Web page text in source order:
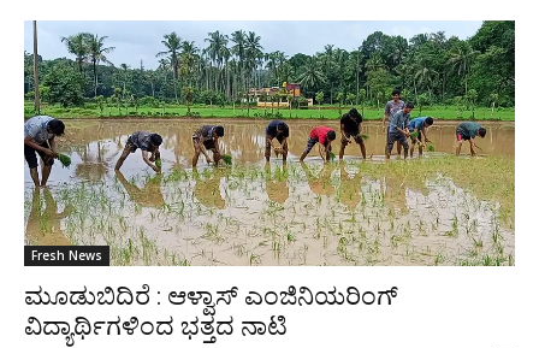
Fresh News
ಮೂಡುಬಿದಿರೆ : ಆಳ್ವಾಸ್ ಎಂಜಿನಿಯರಿಂಗ್
ವಿದ್ಯಾರ್ಥಿಗಳಿಂದ ಭತ್ತದ ನಾಟಿ